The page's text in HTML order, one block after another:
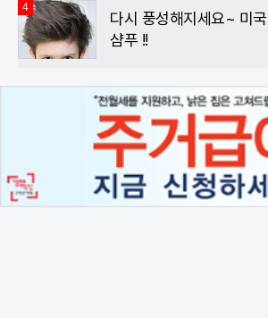
4
다시 풍성해지세요~ 미
샴푸 !!